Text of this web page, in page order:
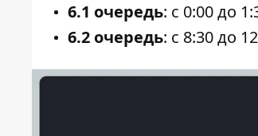
6.1 очередь: с 0:00 до
6.2 очередь: с 8:30 до